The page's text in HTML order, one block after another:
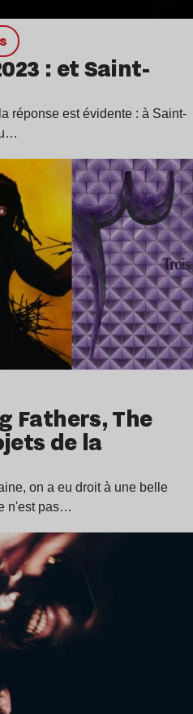
: et Saint-
réponse est évidente : à Saint-
Fathers, The
de la
on a eu droit à une belle
n'est pas…